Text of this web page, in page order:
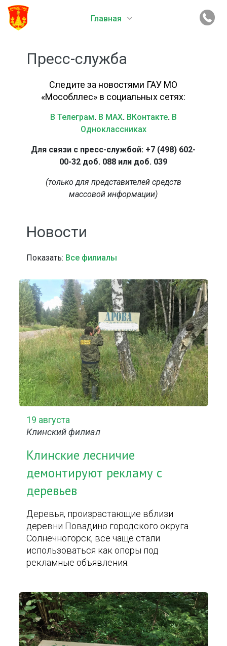
Главная
Пресс-служба
Следите за новостями ГАУ МО
«Мособллес» в социальных сетях:
В Телеграм. В MAX. ВКонтакте. В
Одноклассниках
Для связи с пресс-службой: +7 (498) 602-
00-32 доб. 088 или доб. 039
(только для представителей средств
массовой информации)
Новости
Показать: Все филиалы
19 августа
Клинский филиал
Клинские лесничие
демонтируют рекламу с
деревьев
Деревья, произрастающие вблизи
деревни Повадино городского округа
Солнечногорск, все чаще стали
использоваться как опоры под
рекламные объявления.